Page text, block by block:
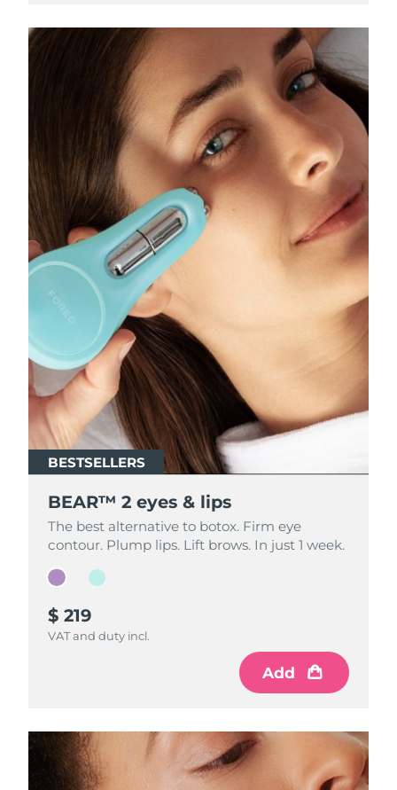
BESTSELLERS
BEAR™ 2 eyes & lips
The best alternative to botox. Firm eye
contour. Plump lips. Lift brows. In just 1 week.
$ 219
VAT and duty incl.
Add
BESTSELLERS
BEAR™ 2 eyes & lips
The best alternative to botox. Firm eye
contour. Plump lips. Lift brows. In just 1 week.
$ 199
VAT and duty incl.
Add